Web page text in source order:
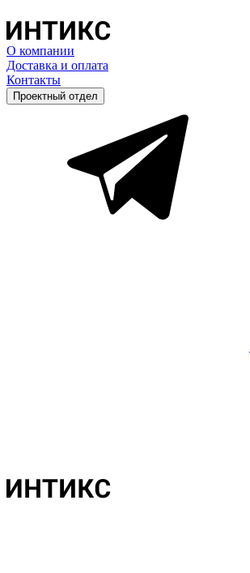
О компании
Доставка и оплата
Контакты
Проектный отдел